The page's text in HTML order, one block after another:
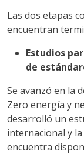
Las dos etapas
encuentran
Estudios
de
Se avanzó en la
Zero energía y
desarrolló un
internacional y la
encuentra